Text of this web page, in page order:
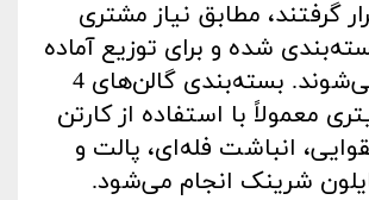
گرفتند، مطابق نیاز مشتری
شده و برای توزیع آماده
می‌شوند. بسته‌بندی گالن‌های 4
معمولاً با استفاده از کارتن
انباشت فله‌ای، پالت و
شرینک انجام می‌شود.